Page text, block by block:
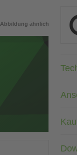
Abbildung ähnlich